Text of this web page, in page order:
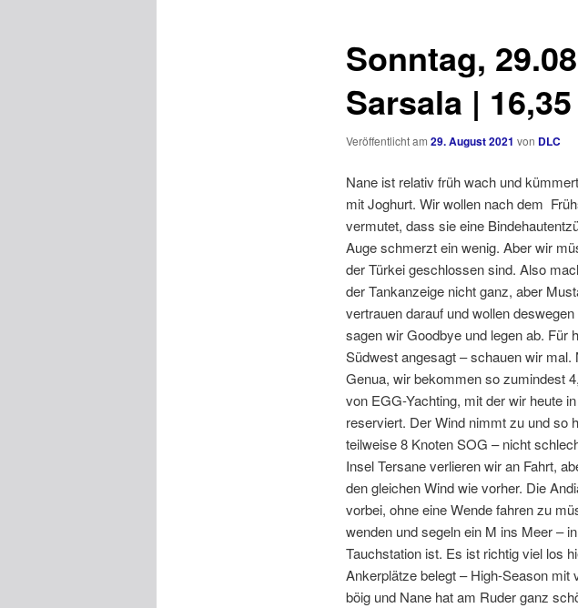
Sonntag,
Sarsala |
Veröffentlicht am 29. August 2021 von DLC
Nane ist relativ früh wach und
mit Joghurt. Wir wollen nach dem
vermutet, dass sie eine
Auge schmerzt ein wenig. Aber wir
der Türkei geschlossen sind. Also
der Tankanzeige nicht ganz, aber
vertrauen darauf und wollen
sagen wir Goodbye und legen ab. Für
Südwest angesagt – schauen wir
Genua, wir bekommen so zumindest
von EGG-Yachting, mit der wir heute
reserviert. Der Wind nimmt zu und so
teilweise 8 Knoten SOG – nicht
Insel Tersane verlieren wir an Fahrt,
den gleichen Wind wie vorher. Die
vorbei, ohne eine Wende fahren zu
wenden und segeln ein M ins Meer –
Tauchstation ist. Es ist richtig viel los
Ankerplätze belegt – High-Season
böig und Nane hat am Ruder ganz